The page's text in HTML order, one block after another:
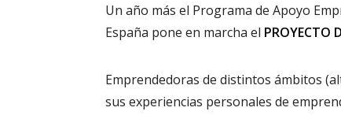
Un año más el Programa de Apoyo
España pone en marcha el
Emprendedoras de distintos ámbitos
sus experiencias personales de